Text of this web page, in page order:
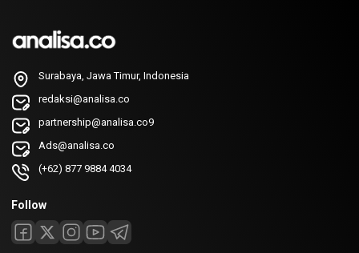
Surabaya, Jawa Timur, Indonesia
redaksi@analisa.co
partnership@analisa.co9
Ads@analisa.co
(+62) 877 9884 4034
Follow